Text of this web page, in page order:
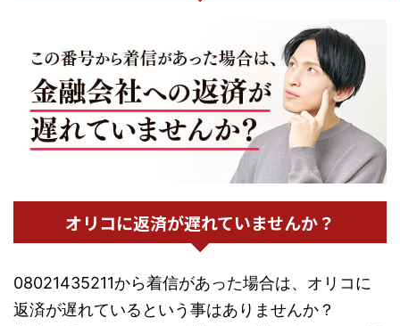
オリコに返済が遅れていませんか？
08021435211から着信があった場合は、オリコに
返済が遅れているという事はありませんか？